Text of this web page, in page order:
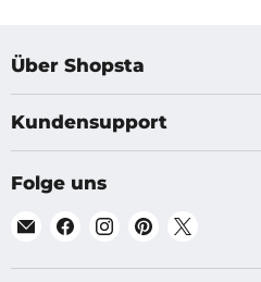
Über Shopsta
Kundensupport
Folge uns
Finde
auf
Finde
auf
Finde
auf
Finde
auf
auf